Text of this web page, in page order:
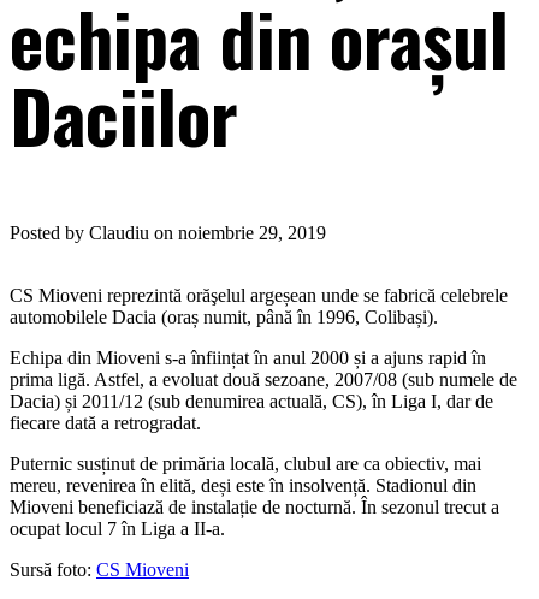
echipa din orașul
Daciilor
Posted by Claudiu on noiembrie 29, 2019
CS Mioveni reprezintă orăşelul argeșean unde se fabrică celebrele
automobilele Dacia (oraș numit, până în 1996, Colibași).
Echipa din Mioveni s-a înființat în anul 2000 și a ajuns rapid în
prima ligă. Astfel, a evoluat două sezoane, 2007/08 (sub numele de
Dacia) și 2011/12 (sub denumirea actuală, CS), în Liga I, dar de
fiecare dată a retrogradat.
Puternic susținut de primăria locală, clubul are ca obiectiv, mai
mereu, revenirea în elită, deși este în insolvență. Stadionul din
Mioveni beneficiază de instalație de nocturnă. În sezonul trecut a
ocupat locul 7 în Liga a II-a.
Sursă foto: CS Mioveni